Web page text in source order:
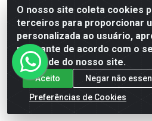
DISJUNTOR MDWP C32-3
(CURVA C 32A 3 P)
Código: 57710
O nosso site coleta cookies
terceiros para proporcionar
personalizada ao usuário,
relevante de acordo com o
qualidade do nosso site.
Aceito
Negar não
Preferências de Cookies